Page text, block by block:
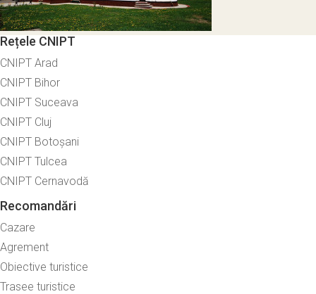
Rețele CNIPT
CNIPT Arad
CNIPT Bihor
CNIPT Suceava
CNIPT Cluj
CNIPT Botoșani
CNIPT Tulcea
CNIPT Cernavodă
Recomandări
Cazare
Agrement
Obiective turistice
Trasee turistice